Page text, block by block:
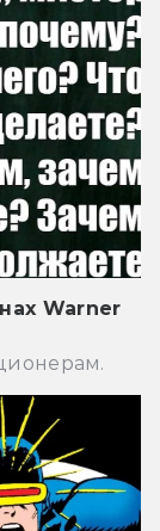
Warner